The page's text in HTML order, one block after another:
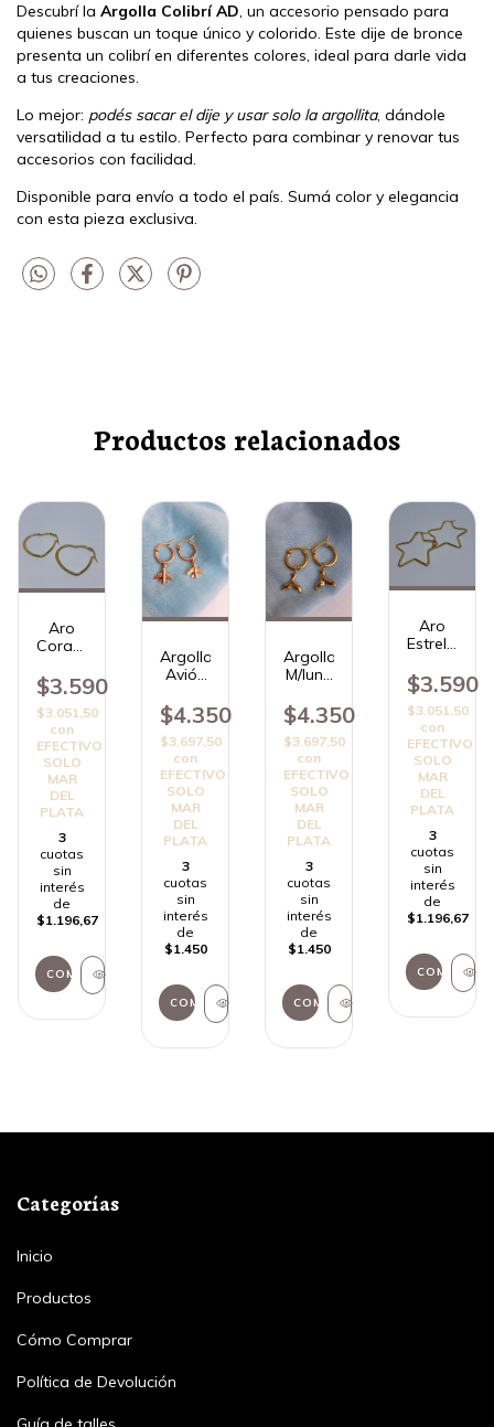
Descubrí la Argolla Colibrí AD, un accesorio pensado para
quienes buscan un toque único y colorido. Este dije de bronce
presenta un colibrí en diferentes colores, ideal para darle vida
a tus creaciones.
Lo mejor: podés sacar el dije y usar solo la argollita, dándole
versatilidad a tu estilo. Perfecto para combinar y renovar tus
accesorios con facilidad.
Disponible para envío a todo el país. Sumá color y elegancia
con esta pieza exclusiva.
Productos relacionados
Aro
Corazón
$3.590
$3.051,50
con
EFECTIVO
SOLO
MAR
DEL
PLATA
3
cuotas
sin
interés
de
$1.196,67
Argolla
Avión
$4.350
$3.697,50
con
EFECTIVO
SOLO
MAR
DEL
PLATA
3
cuotas
sin
interés
de
$1.450
Argolla
M/luna
$4.350
$3.697,50
con
EFECTIVO
SOLO
MAR
DEL
PLATA
3
cuotas
sin
interés
de
$1.450
Aro
Estrella
$3.590
$3.051,50
con
EFECTIVO
SOLO
MAR
DEL
PLATA
3
cuotas
sin
interés
de
$1.196,67
Categorías
Inicio
Productos
Cómo Comprar
Política de Devolución